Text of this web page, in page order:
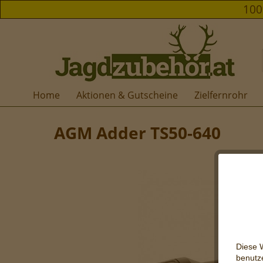
Home Aktionen & Gutscheine Zielfernrohr
Diese
be
AGM Adder TS50-640